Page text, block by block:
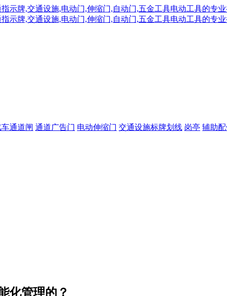
通道闸 通道广告门 电动伸缩门 交通设施标牌划线 岗亭 辅助
化管理的？